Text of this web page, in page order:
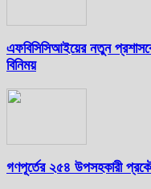
এফবিসিসিআইয়ের নতুন
বিনিময়
গণপূর্তের ২৫৪ উপসহকারী